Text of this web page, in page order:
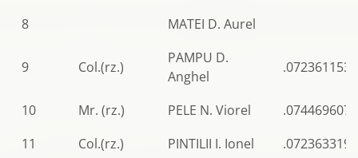
8 MATEI D. Aurel
9 Col.(rz.)
PAMPU D.
Anghel
.0723611538
10 Mr. (rz.) PELE N. Viorel
.0744696070
11
Col.(rz.) PINTILII I. Ionel